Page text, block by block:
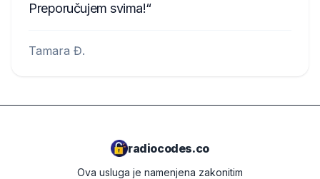
Preporučujem svima!
Tamara Đ.
radiocodes.co
Ova usluga je namenjena zakonitim